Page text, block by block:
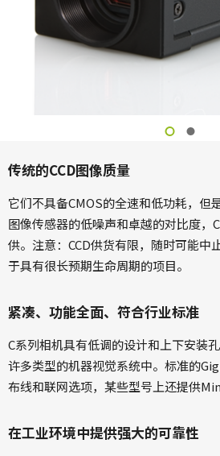
传统的CCD图像质量
它们不具备CMOS的全速和低功耗，但
图像传感器的低噪声和卓越的对比度，
供。注意：CCD供货有限，随时可能中
于具有很长预期生命周期的项目。
紧凑、功能全面、符合行业标准
C系列相机具有低调的设计和上下安装
许多类型的机器视觉系统中。标准的
布线和联网选项，某些型号上还提供
在工业环境中提供强大的可靠性